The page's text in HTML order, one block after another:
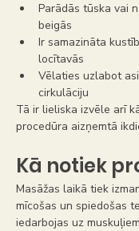
Parādās tūska vai
beigās
Ir samazināta
locītavās
Vēlaties uzlabot
cirkulāciju
Tā ir lieliska izvēle arī
procedūra aizņemtā
Kā notiek
Masāžas laikā tiek
mīcošas un spiedošas
iedarbojas uz